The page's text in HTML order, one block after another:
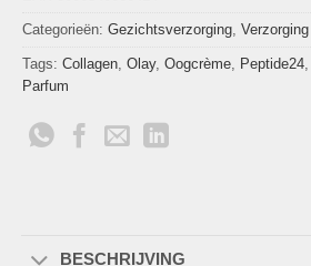
Categorieën: Gezichtsverzorging, Verzorging
Tags: Collagen, Olay, Oogcrème, Peptide24,
Parfum
BESCHRIJVING